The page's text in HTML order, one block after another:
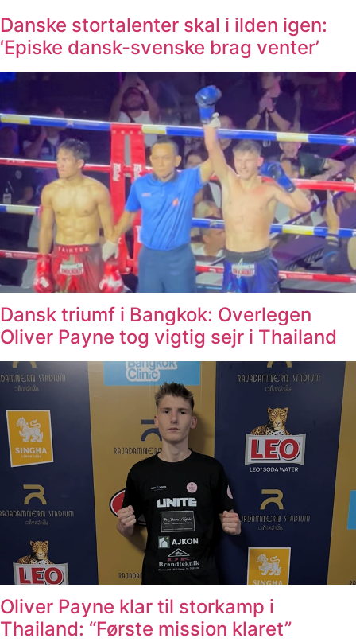
Danske stortalenter skal i ilden igen:
‘Episke dansk-svenske brag venter’
Dansk triumf i Bangkok: Overlegen
Oliver Payne tog vigtig sejr i Thailand
Oliver Payne klar til storkamp i
Thailand: “Første mission klaret”